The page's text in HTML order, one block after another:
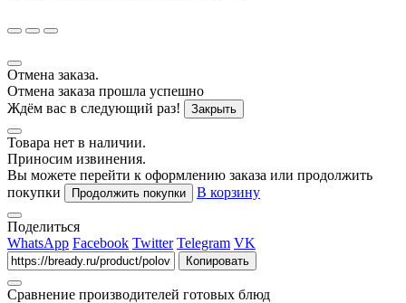
Отмена заказа.
Отмена заказа прошла успешно
Ждём вас в следующий раз!
Закрыть
Товара нет в наличии.
Приносим извинения.
Вы можете перейти к оформлению заказа или продолжить
покупки
Продолжить покупки В корзину
Поделиться
WhatsApp Facebook Twitter Telegram VK
Копировать
Сравнение производителей готовых блюд